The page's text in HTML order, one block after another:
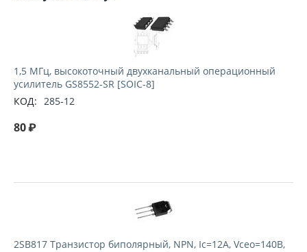
1,5 МГц, высокоточный двухканальный операционный
усилитель GS8552-SR [SOIC-8]
КОД: 285-12
80₽
2SB817 Транзистор биполярный, NPN, Ic=12А, Vceo=140В,